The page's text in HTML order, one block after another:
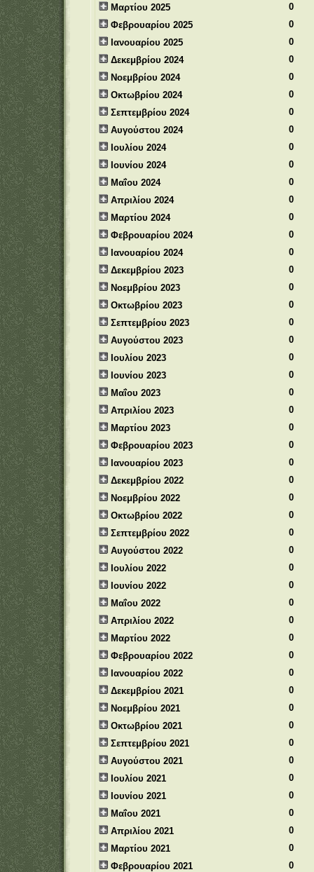
Μαρτίου 2025
0
Φεβρουαρίου 2025
0
Ιανουαρίου 2025
0
Δεκεμβρίου 2024
0
Νοεμβρίου 2024
0
Οκτωβρίου 2024
0
Σεπτεμβρίου 2024
0
Αυγούστου 2024
0
Ιουλίου 2024
0
Ιουνίου 2024
0
Μαΐου 2024
0
Απριλίου 2024
0
Μαρτίου 2024
0
Φεβρουαρίου 2024
0
Ιανουαρίου 2024
0
Δεκεμβρίου 2023
0
Νοεμβρίου 2023
0
Οκτωβρίου 2023
0
Σεπτεμβρίου 2023
0
Αυγούστου 2023
0
Ιουλίου 2023
0
Ιουνίου 2023
0
Μαΐου 2023
0
Απριλίου 2023
0
Μαρτίου 2023
0
Φεβρουαρίου 2023
0
Ιανουαρίου 2023
0
Δεκεμβρίου 2022
0
Νοεμβρίου 2022
0
Οκτωβρίου 2022
0
Σεπτεμβρίου 2022
0
Αυγούστου 2022
0
Ιουλίου 2022
0
Ιουνίου 2022
0
Μαΐου 2022
0
Απριλίου 2022
0
Μαρτίου 2022
0
Φεβρουαρίου 2022
0
Ιανουαρίου 2022
0
Δεκεμβρίου 2021
0
Νοεμβρίου 2021
0
Οκτωβρίου 2021
0
Σεπτεμβρίου 2021
0
Αυγούστου 2021
0
Ιουλίου 2021
0
Ιουνίου 2021
0
Μαΐου 2021
0
Απριλίου 2021
0
Μαρτίου 2021
0
Φεβρουαρίου 2021
0